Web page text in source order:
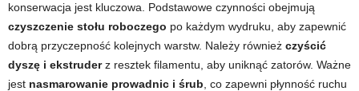
konserwacja jest kluczowa. Podstawowe czynności obejmują
czyszczenie stołu roboczego po każdym wydruku, aby zapewnić
dobrą przyczepność kolejnych warstw. Należy również czyścić
dyszę i ekstruderz resztek filamentu, aby uniknąć zatorów. Ważne
jest nasmarowanie prowadnic i śrub , co zapewni płynność ruchu